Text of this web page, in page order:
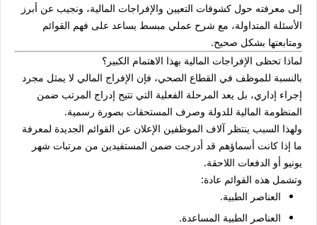
إلى معرفته حول كشوفات التعيين والإفراجات المالية، ونجيب عن أبرز
الأسئلة المتداولة، مع شرح عملي مبسط يساعد على فهم القوائم
ومتابعتها بشكل صحيح.
لماذا تحظى الإفراجات المالية بهذا الاهتمام الكبير؟
بالنسبة للموظف في القطاع الصحي، فإن الإفراج المالي لا يمثل مجرد
إجراء إداري، بل يعد المرحلة الفعلية التي تتيح إدراج المرتب ضمن
المنظومة المالية للدولة وصرف المستحقات بصورة رسمية.
ولهذا السبب ينتظر آلاف الموظفين الإعلان عن القوائم الجديدة لمعرفة
ما إذا كانت أسماؤهم قد أدرجت ضمن المستفيدين من مرتبات شهر
يونيو أو الدفعات اللاحقة.
وتشمل هذه القوائم عادة:
العناصر الطبية.
العناصر الطبية المساعدة.